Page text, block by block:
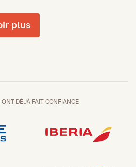
plus
ONT DÉJÀ FAIT CONFIANCE